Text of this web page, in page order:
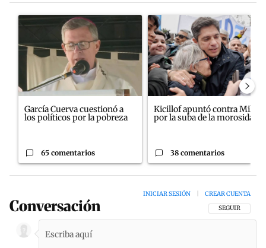
Este listado muestra los artículos con más comentarios en los
Un artículo de tendencia con el título "García Cuerva cuestionó
García Cuerva cuestionó a
los políticos por la pobreza
65 comentarios
Un artículo de tendencia con
Kicillof apuntó contra Milei
por la suba de la morosida...
38 comentarios
Conversación SIGA ESTA
SEGUIR
INICIAR SESIÓN CREAR CUENTA